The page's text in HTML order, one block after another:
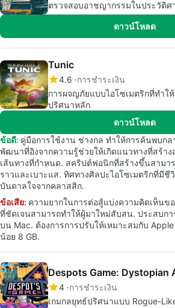
ตรวจสอบอาชญากรรมในประวัติ
ดาวน์โหลด
Tunic
4.6 การชำระเงิน
การผจญภัยแบบไอโซเมตริกที่ทำใ
ปริศนาหลัก
ดาวน์โหลด
ข้อดี: คู่มือการใช้งาน ช่างกล ทำให้การค้นพบกล
พัฒนาที่อิงจากความรู้ช่วยให้เกิดแนวทางที่สร้าง
เส้นทางที่กำหนด. สคริปต์ฟอนิกที่สร้างขึ้นสามา
ราวและเบาะแส. ทิศทางศิลปะไอโซเมตริกที่มีชี
บันดาลใจจากคลาสสิก.
ข้อเสีย: ความยากในการต่อสู้แบ่งความคิดเห็นข
ที่ชัดเจนสามารถทำให้ผู้มาใหม่สับสน. ประสบก
บน Mac. ต้องการการปรับให้เหมาะสมกับ Apple
น้อย 8 GB.
Despots Game: Dystopian
4 การชำระเงิน
เกมกลยุทธ์ปริศนาแบบ Rogue-